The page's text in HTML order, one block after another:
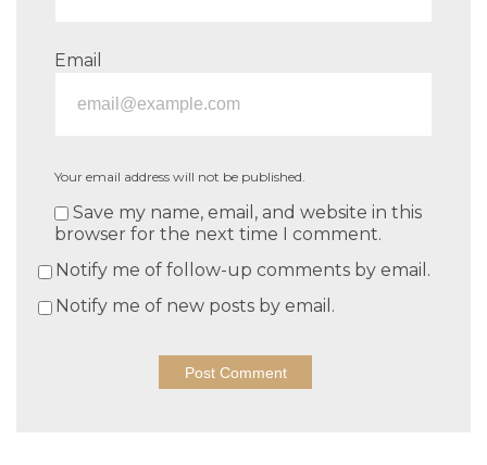
Email
Your email address will not be published.
Save my name, email, and website in this
browser for the next time I comment.
Notify me of follow-up comments by email.
Notify me of new posts by email.